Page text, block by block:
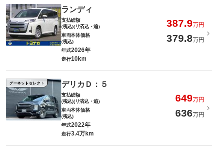
ランディ
支払総額
(税込)(リ済込・追)
387.9万円
車両本体価格
(税込)
379.8万円
年式2026年
走行10km
グーネットセレクト デリカＤ：５
支払総額
(税込)(リ済込・追)
649万円
車両本体価格
(税込)
636万円
年式2022年
走行3.4万km